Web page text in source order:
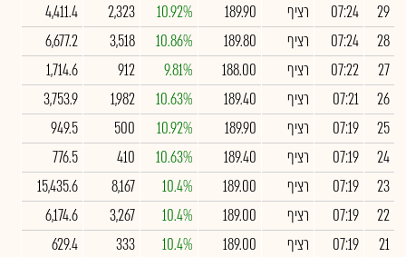
29
07:24 רציף 189.90
10.92%
2,323
4,411.4
28
07:24 רציף 189.80
10.86%
3,518
6,677.2
27
07:22 רציף 188.00
9.81%
912
1,714.6
26
07:21 רציף 189.40
10.63%
1,982
3,753.9
25
07:19 רציף 189.90
10.92%
500
949.5
24
07:19 רציף 189.40
10.63%
410
776.5
23
07:19 רציף 189.00
10.4%
8,167
15,435.6
22
07:19 רציף 189.00
10.4%
3,267
6,174.6
21
07:19 רציף 189.00
10.4%
333
629.4